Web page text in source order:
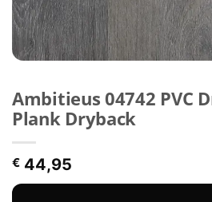
Ambitieus 04742 PVC
Plank Dryback
€ 44,95